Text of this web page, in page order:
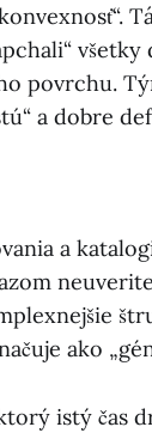
všetky
povrchu.
a dobre
a
ako
istý čas